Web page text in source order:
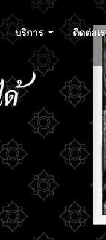
บริการ ติดต่อเ